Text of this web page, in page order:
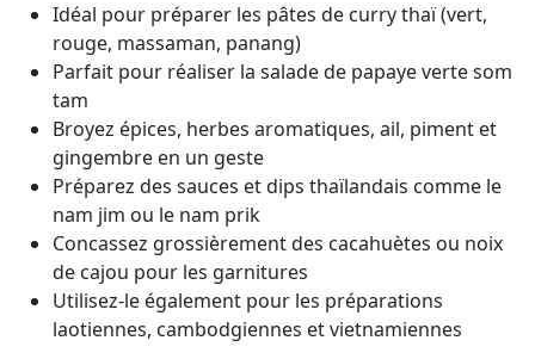
Idéal pour préparer les pâtes de curry thaï (vert,
rouge, massaman, panang)
Parfait pour réaliser la salade de papaye verte som
tam
Broyez épices, herbes aromatiques, ail, piment et
gingembre en un geste
Préparez des sauces et dips thaïlandais comme le
nam jim ou le nam prik
Concassez grossièrement des cacahuètes ou noix
de cajou pour les garnitures
Utilisez-le également pour les préparations
laotiennes, cambodgiennes et vietnamiennes